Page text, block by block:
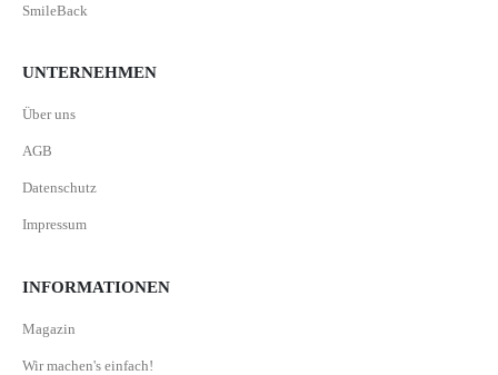
SmileBack
UNTERNEHMEN
Über uns
AGB
Datenschutz
Impressum
INFORMATIONEN
Magazin
Wir machen's einfach!